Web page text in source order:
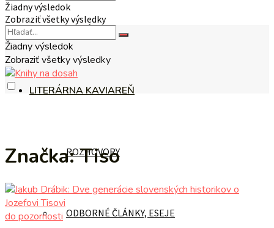
NA TÉMU
LITERÁRNA KAVIAREŇ
ROZHOVORY
ODBORNÉ ČLÁNKY, ESEJE
Žiadny výsledok
Zobraziť všetky výsledky
Žiadny výsledok
Zobraziť všetky výsledky
Značka:Tiso
do pozornosti